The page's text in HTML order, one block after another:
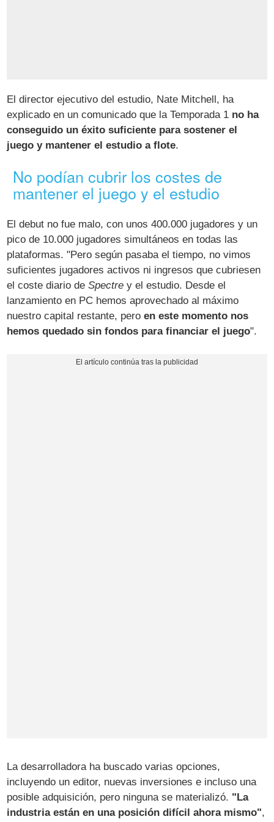
El director ejecutivo del estudio, Nate Mitchell, ha
explicado en un comunicado que la Temporada 1 no ha
conseguido un éxito suficiente para sostener el
juego y mantener el estudio a flote.
No podían cubrir los costes de
mantener el juego y el estudio
El debut no fue malo, con unos 400.000 jugadores y un
pico de 10.000 jugadores simultáneos en todas las
plataformas. "Pero según pasaba el tiempo, no vimos
suficientes jugadores activos ni ingresos que cubriesen
el coste diario deSpectre y el estudio. Desde el
lanzamiento en PC hemos aprovechado al máximo
nuestro capital restante, peroen este momento nos
hemos quedado sin fondos para financiar el juego".
La desarrolladora ha buscado varias opciones,
incluyendo un editor, nuevas inversiones e incluso una
posible adquisición, pero ninguna se materializó. "La
industria están en una posición difícil ahora mismo",